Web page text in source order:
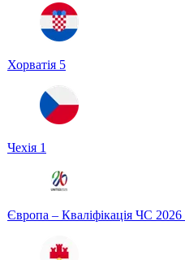
Хорватія 5
Чехія 1
Європа – Кваліфікація ЧС 2026